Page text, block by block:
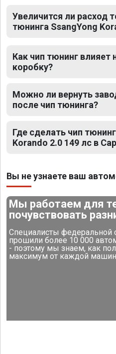
Увеличится ли расход
тюнинга SsangYong
Как чип тюнинг влияет
коробку?
Можно ли вернуть
после чип тюнинга?
Где сделать чип
Korando 2.0 149 лс в
Вы не узнаете ваш
Мы работаем для
почувствовать
Специалисты федеральной
прошили более 10 000
- поэтому мы знаем, как
максимум от каждой